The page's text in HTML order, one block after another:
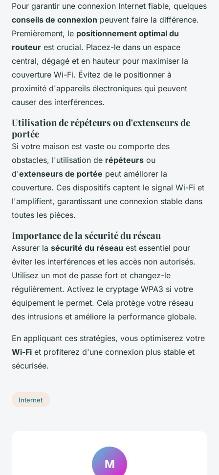
Pour garantir une connexion Internet fiable, quelques
conseils de connexion peuvent faire la différence.
Premièrement, le positionnement optimal du
routeur est crucial. Placez-le dans un espace
central, dégagé et en hauteur pour maximiser la
couverture Wi-Fi. Évitez de le positionner à
proximité d'appareils électroniques qui peuvent
causer des interférences.
Utilisation de répéteurs ou d'extenseurs de
portée
Si votre maison est vaste ou comporte des
obstacles, l'utilisation de répéteurs ou
d'extenseurs de portée peut améliorer la
couverture. Ces dispositifs captent le signal Wi-Fi et
l'amplifient, garantissant une connexion stable dans
toutes les pièces.
Importance de la sécurité du réseau
Assurer la sécurité du réseau est essentiel pour
éviter les interférences et les accès non autorisés.
Utilisez un mot de passe fort et changez-le
régulièrement. Activez le cryptage WPA3 si votre
équipement le permet. Cela protège votre réseau
des intrusions et améliore la performance globale.
En appliquant ces stratégies, vous optimiserez votre
Wi-Fi et profiterez d'une connexion plus stable et
sécurisée.
Internet
M